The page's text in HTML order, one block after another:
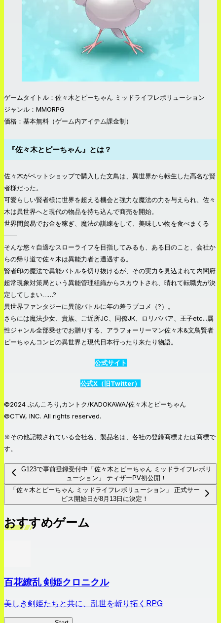
ゲームタイトル：佐々木とピーちゃん ミッドライフレボリューション
ジャンル：MMORPG
価格：基本無料（ゲーム内アイテム課金制）
『佐々木とピーちゃん』とは？
佐々木がペットショップで購入した文鳥は、異世界から転生した高名な賢
者様だった。
可愛らしい賢者様に世界を超える機会と強力な魔法の力を与えられ、佐々
木は異世界へと現代の物品を持ち込んで商売を開始。
世界間貿易でお金を稼ぎ、魔法の訓練をして、美味しい物を食べまくる
――
そんな悠々自適なスローライフを目指してみるも、ある日のこと、会社か
らの帰り道で佐々木は異能力者と遭遇する。
賢者印の魔法で異能バトルを切り抜けるが、その実力を見込まれて内閣府
超常現象対策局という異能管理組織からスカウトされ、晴れて転職先が決
定してしまい……?
異世界ファンタジーに異能バトルに年の差ラブコメ（?）。
さらには魔法少女、貴族、ご近所JC、同僚JK、ロリババア、王子etc...属
性ジャンル全部乗せでお贈りする、アラフォーリーマン佐々木&文鳥賢者
ピーちゃんコンビの異世界と現代日本行ったり来たり物語。
公式サイト
公式X（旧Twitter）
©2024 ぶんころり,カントク/KADOKAWA/佐々木とピーちゃん
©CTW, INC. All rights reserved.
※その他記載されている会社名、製品名は、各社の登録商標または商標で
す。
G123で事前登録受付中「佐々木とピーちゃん ミッドライフレボリ
ューション」 ティザーPV初公開！
「佐々木とピーちゃん ミッドライフレボリューション」 正式サー
ビス開始日が8月13日に決定！
おすすめゲーム
百花繚乱 剣姫クロニクル
美しき剣姫たちと共に、乱世を斬り拓くRPG